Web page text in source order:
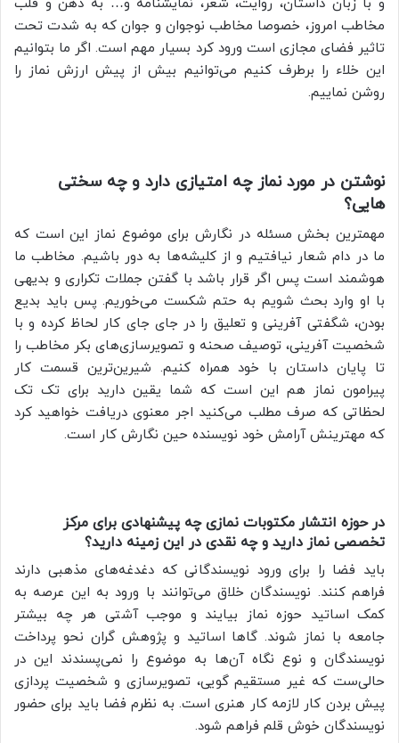
و با زبان داستان، روایت، شعر، نمایشنامه و… به ذهن و قلب
مخاطب امروز، خصوصا مخاطب نوجوان و جوان که به شدت تحت
تاثیر فضای مجازی است ورود کرد بسیار مهم است. اگر ما بتوانیم
این خلاء را برطرف کنیم می‌توانیم بیش از پیش ارزش نماز را
روشن نماییم.
نوشتن در مورد نماز چه امتیازی دارد و چه سختی
هایی؟
مهمترین بخش مسئله در نگارش برای موضوع نماز این است که
ما در دام شعار نیافتیم و از کلیشه‌ها به دور باشیم. مخاطب ما
هوشمند است پس اگر قرار باشد با گفتن جملات تکراری و بدیهی
با او وارد بحث شویم به حتم شکست می‌خوریم. پس باید بدیع
بودن، شگفتی آفرینی و تعلیق را در جای جای کار لحاظ کرده و با
شخصیت آفرینی، توصیف صحنه و تصویرسازی‌های بکر مخاطب را
تا پایان داستان با خود همراه کنیم. شیرین‌ترین قسمت کار
پیرامون نماز هم این است که شما یقین دارید برای تک تک
لحظاتی که صرف مطلب می‌کنید اجر معنوی دریافت خواهید کرد
که مهترینش آرامش خود نویسنده حین نگارش کار است.
در حوزه انتشار مکتوبات نمازی چه پیشنهادی برای مرکز
تخصصی نماز دارید و چه نقدی در این زمینه دارید؟
باید فضا را برای ورود نویسندگانی که دغدغه‌های مذهبی دارند
فراهم کنند. نویسندگان خلاق می‌توانند با ورود به این عرصه به
کمک اساتید حوزه نماز بیایند و موجب آشتی هر چه بیشتر
جامعه با نماز شوند. گاها اساتید و پژوهش گران نحو پرداخت
نویسندگان و نوع نگاه آن‌ها به موضوع را نمی‌پسندند این در
حالی‌ست که غیر مستقیم گویی، تصویرسازی و شخصیت پردازی
پیش بردن کار لازمه کار هنری است. به نظرم فضا باید برای حضور
نویسندگان خوش قلم فراهم شود.